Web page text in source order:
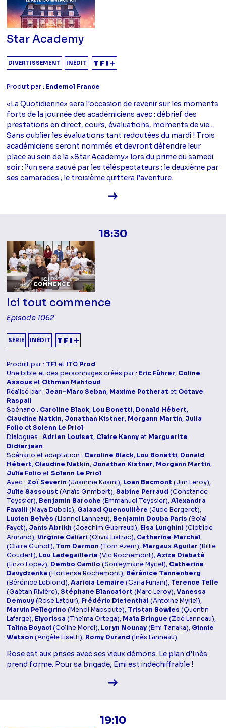
Star Academy
DIVERTISSEMENT INÉDIT
Produit par : Endemol France
«La Quotidienne» sera l'occasion de revenir sur les moments
forts de la journée des académiciens avec : débrief des
prestations en direct, cours, évaluations, moments de vie...
Sans oublier les évaluations tant redoutées du mardi ! Trois
académiciens seront nommés et devront défendre leur
place au sein de la «Star Academy» lors du prime du samedi
soir : l’un sera sauvé par les téléspectateurs ; le deuxième par
ses camarades ; le troisième quittera l’aventure.
Voir la fiche diffusion
18:30
Ici tout commence
Episode 1062
SÉRIE INÉDIT
Produit par : TF1 et ITC Prod
Une bible et des personnages créés par : Eric Führer, Coline
Assous et Othman Mahfoud
Réalisé par : Jean-Marc Seban, Maxime Potherat et Octave
Raspail
Scénario : Caroline Black, Lou Bonetti, Donald Hébert,
Claudine Natkin, Jonathan Kistner, Morgann Martin, Julia
Folio etSolenn Le Priol
Dialogues :Adrien Louiset, Claire Kannyet Marguerite
Didierjean
Scénario et adaptation : Caroline Black, Lou Bonetti, Donald
Hébert, Claudine Natkin, Jonathan Kistner, Morgann Martin,
Julia Folio etSolenn Le Priol
Avec : Zoï Severin (Jasmine Kasmi), Loan Becmont (Jim Leroy),
Julie Sassoust (Anaïs Grimbert),Sabine Perraud (Constance
Teyssier), Benjamin Baroche (Emmanuel Teyssier),Alexandra
Favalli (Maya Dubois), Galaad Quenouillère (Jude Bergeret),
Lucien Belvès (Lionnel Lanneau), Benjamin Douba Paris (Solal
Fayet), Janis Abrikh (Joachim Guerraud), Elsa Lunghini (Clotilde
Armand),Virginie Caliari (Olivia Listrac), Catherine Marchal
(Claire Guinot), Tom Darmon (Tom Azem), Margaux Aguilar (Billie
Coudert), Lou Ladegaillerie (Vic Rochemont),Azize Diabaté
(Enzo Lopez), Dembo Camilo (Souleymane Myriel), Catherine
Davydzenka (Hortense Rochemont), Bérénice Tannenberg
(Bérénice Leblond),Aaricia Lemaire (Carla Furiani), Terence Telle
(Gaëtan Rivière),Stéphane Blancafort (Marc Leroy),Vanessa
Demouy(Rose Latour), Frédéric Diefenthal (Antoine Myriel),
Marvin Pellegrino (Mehdi Mabsoute), Tristan Bowles (Quentin
Lafarge), Elyorissa (Thelma Ortega), Maïa Bringue (Zoé Lanneau),
Talina Boyaci (Coline Morel), Loryn Nounay(Emi Tanaka), Ginnie
Watson (Angèle Lisetti), Romy Durand (Inès Lanneau)
Rose est aux prises avec ses vieux démons. Le plan d’Inès
prend forme. Pour sa brigade, Emi est indéchiffrable !
Voir la fiche diffusion
19:10